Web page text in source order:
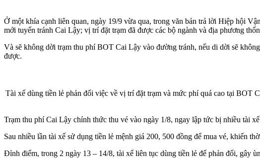
Ở một khía cạnh liên quan, ngày 19/9 vừa qua, trong văn bản trả lời Hiệp hội
mới tuyến tránh Cai Lậy; vị trí đặt trạm đã được các bộ ngành và địa phương
Và sẽ không dời trạm thu phí BOT Cai Lậy vào đường tránh, nếu di dời sẽ
được.
Tài xế dùng tiền lẻ phản đối việc về vị trí đặt trạm và mức phí quá cao tại BOT
Trạm thu phí Cai Lậy chính thức thu vé vào ngày 1/8, ngay lập tức bị nhiều tài
Sau nhiều lần tài xế sử dụng tiền lẻ mệnh giá 200, 500 đồng để mua vé, khiến
Đỉnh điểm, trong 2 ngày 13 – 14/8, tài xế liên tục dùng tiền lẻ để phản đối, gây